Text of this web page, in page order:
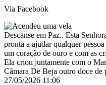
Via Facebook
Descanse em Paz.. Esta
pronta a ajudar qualquer
um coração de ouro e com as
Ela criou juntamente com o
Câmara De Beja outro doce de
27/05/2026 11:06